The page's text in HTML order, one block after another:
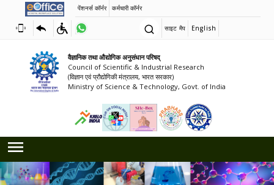
पेंशनर्स कॉर्नर कर्मचारी कॉर्नर
साइट मैप English
वैज्ञानिक तथा औद्योगिक अनुसंधान परिषद्
Council of Scientific & Industrial Research
(विज्ञान एवं प्रौद्योगिकी मंत्रालय, भारत सरकार)
Ministry of Science & Technology, Govt. of India